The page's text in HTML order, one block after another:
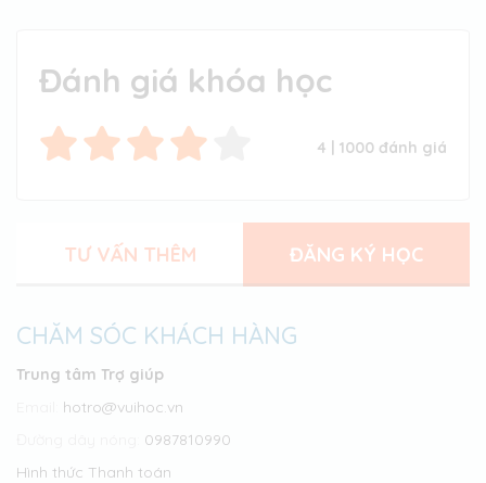
Đánh giá khóa học
4 1000 đánh giá
TƯ VẤN THÊM ĐĂNG KÝ HỌC
CHĂM SÓC KHÁCH HÀNG
Trung tâm Trợ giúp
hotro@vuihoc.vn
0987810990
Hình thức Thanh toán